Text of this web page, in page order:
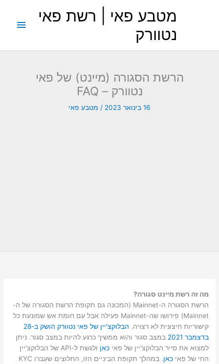
מטבע פאי | רשת פאי
נטוורק
הרשת הסגורה (מיינט) של פאי
נטוורק – FAQ
16 בינואר 2023 / מטבע פאי
מה זה רשת מיינט סגורה?
הרשת הסגורה ה-Mainnet (המכונה גם תקופת הרשת הסגורה של ה-
Mainnet) פירושו שה-Mainnet פעילה אבל עם חומת אש שמונעת כל
קישוריות חיצונית לא רצויה.
הבלוקצ'יין של פאי נטוורק הושק ב-28
בדצמבר 2021
במצב סגור והוא ממשיך כרגע להיות במצב סגור. ניתן
למצוא את סייר הבלוקצ'יין של פאיכאן
ולגשת ל-API של הבלוקצ'יין
החי של פאיכאן
. במהלך תקופת הביניים הזו, החלוצים שעברו KYC